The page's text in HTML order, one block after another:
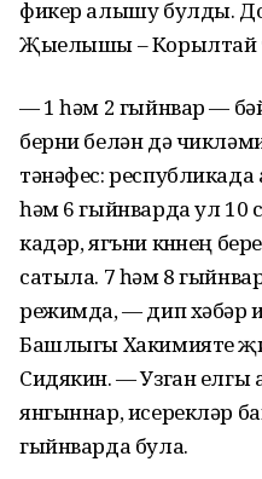
фикер алышу булды.
Җыелышы – Корылтай
— 1 һәм 2 гыйнвар —
берни белән дә
тәнәфес:
һәм 6 гыйнварда ул 10
кадәр, ягъни көннең
сатыла. 7 һәм 8
режимда, — дип хәбәр
Башлыгы Хакимияте
Сидякин. — Узган елгы
янгыннар, исерекләр
гыйнварда була.